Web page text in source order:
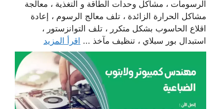
الرسومات ، مشاكل وحدات الطاقة و التغذية ، معالجة
مشاكل الحرارة الزائدة ، تلف معالج الرسوم ، إعادة
اقلاع الحاسوب بشكل متكرر ، تلف التوانزستور ،
استبدال بور سبلاي ، تنظيف مآخذ ... اقرأ المزيد